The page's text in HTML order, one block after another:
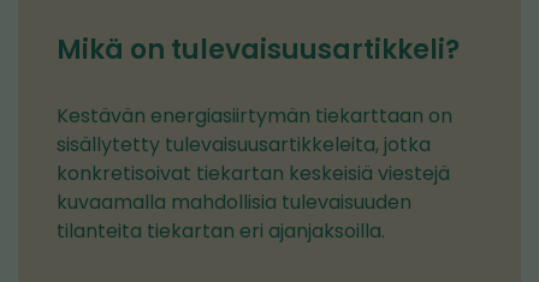
Mikä on tulevaisuusartikkeli?
Kestävän energiasiirtymän tiekarttaan on
sisällytetty tulevaisuusartikkeleita, jotka
konkretisoivat tiekartan keskeisiä viestejä
kuvaamalla mahdollisia tulevaisuuden
tilanteita tiekartan eri ajanjaksoilla.